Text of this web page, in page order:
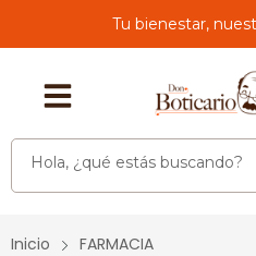
Tu bienestar,
Inicio
FARMACIA